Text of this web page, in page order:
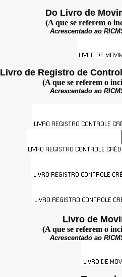
Do Livro de
(A que se referem o
Acrescentado ao
Livro de Registro de
(A que se referem o
Acrescentado ao
Livro de
(A que se referem o
Acrescentado ao